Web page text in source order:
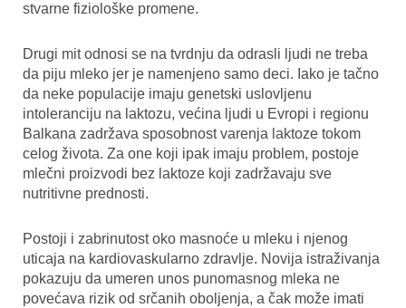
stvarne fiziološke promene.
Drugi mit odnosi se na tvrdnju da odrasli ljudi ne treba
da piju mleko jer je namenjeno samo deci. Iako je tačno
da neke populacije imaju genetski uslovljenu
intoleranciju na laktozu, većina ljudi u Evropi i regionu
Balkana zadržava sposobnost varenja laktoze tokom
celog života. Za one koji ipak imaju problem, postoje
mlečni proizvodi bez laktoze koji zadržavaju sve
nutritivne prednosti.
Postoji i zabrinutost oko masnoće u mleku i njenog
uticaja na kardiovaskularno zdravlje. Novija istraživanja
pokazuju da umeren unos punomasnog mleka ne
povećava rizik od srčanih oboljenja, a čak može imati